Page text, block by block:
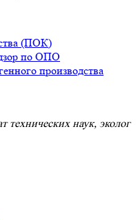
(ПОК)
по ОПО
производства
технических наук, эколог